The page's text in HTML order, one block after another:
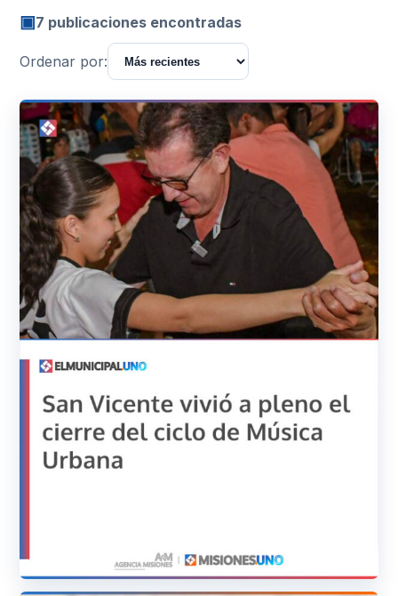
▣7 publicaciones encontradas
Ordenar por: